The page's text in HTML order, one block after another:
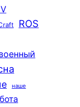
ROS
наше